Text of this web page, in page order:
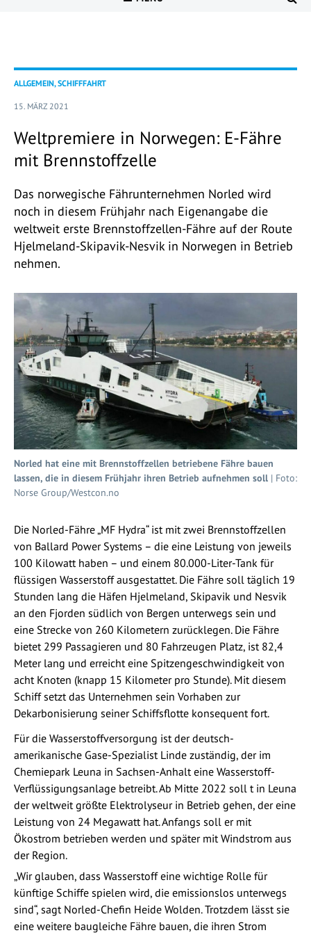
ALLGEMEIN, SCHIFFFAHRT
15. MÄRZ 2021
Weltpremiere in Norwegen: E-Fähre
mit Brennstoffzelle
Das norwegische Fährunternehmen Norled wird
noch in diesem Frühjahr nach Eigenangabe die
weltweit erste Brennstoffzellen-Fähre auf der Route
Hjelmeland-Skipavik-Nesvik in Norwegen in Betrieb
nehmen.
Norled hat eine mit Brennstoffzellen betriebene Fähre bauen
lassen, die in diesem Frühjahr ihren Betrieb aufnehmen soll | Foto:
Norse Group/Westcon.no
Die Norled-Fähre „MF Hydra“ ist mit zwei Brennstoffzellen
von Ballard Power Systems – die eine Leistung von jeweils
100 Kilowatt haben – und einem 80.000-Liter-Tank für
flüssigen Wasserstoff ausgestattet. Die Fähre soll täglich 19
Stunden lang die Häfen Hjelmeland, Skipavik und Nesvik
an den Fjorden südlich von Bergen unterwegs sein und
eine Strecke von 260 Kilometern zurücklegen. Die Fähre
bietet 299 Passagieren und 80 Fahrzeugen Platz, ist 82,4
Meter lang und erreicht eine Spitzengeschwindigkeit von
acht Knoten (knapp 15 Kilometer pro Stunde). Mit diesem
Schiff setzt das Unternehmen sein Vorhaben zur
Dekarbonisierung seiner Schiffsflotte konsequent fort.
Für die Wasserstoffversorgung ist der deutsch-
amerikanische Gase-Spezialist Linde zuständig, der im
Chemiepark Leuna in Sachsen-Anhalt eine Wasserstoff-
Verflüssigungsanlage betreibt. Ab Mitte 2022 soll t in Leuna
der weltweit größte Elektrolyseur in Betrieb gehen, der eine
Leistung von 24 Megawatt hat. Anfangs soll er mit
Ökostrom betrieben werden und später mit Windstrom aus
der Region.
„Wir glauben, dass Wasserstoff eine wichtige Rolle für
künftige Schiffe spielen wird, die emissionslos unterwegs
sind“, sagt Norled-Chefin Heide Wolden. Trotzdem lässt sie
eine weitere baugleiche Fähre bauen, die ihren Strom